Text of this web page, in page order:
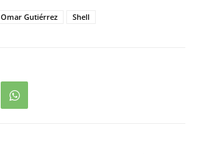
Omar Gutiérrez Shell